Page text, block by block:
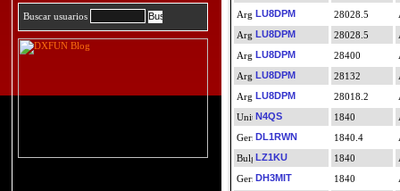
Buscar usuarios
LU8DPM
28028.5
LU8DPM
28028.5
LU8DPM
28400
LU8DPM
28132
LU8DPM
28018.2
N4QS
1840
DL1RWN
1840.4
LZ1KU
1840
DH3MIT
1840